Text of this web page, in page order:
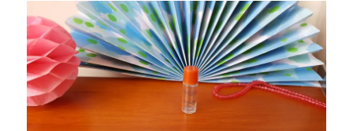
de
teint,
une
BB
et